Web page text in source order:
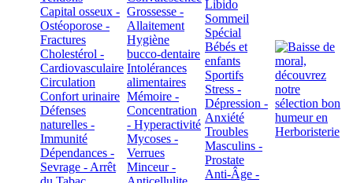
Capital osseux -
Ostéoporose -
Fractures
Cholestérol -
Cardiovasculaire
Circulation
Confort urinaire
Défenses
naturelles -
Immunité
Dépendances -
Sevrage - Arrêt
Grossesse -
Allaitement
Hygiène
bucco-dentaire
Intolérances
alimentaires
Mémoire -
Concentration
- Hyperactivité
Mycoses -
Verrues
Minceur -
Libido
Sommeil
Spécial
Bébés et
enfants
Sportifs
Stress -
Dépression -
Anxiété
Troubles
Masculins -
Prostate
Anti-Âge -